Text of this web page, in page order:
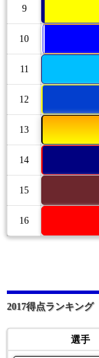
9
10
11
12
13
14
15
16
2017得点ランキング
選手